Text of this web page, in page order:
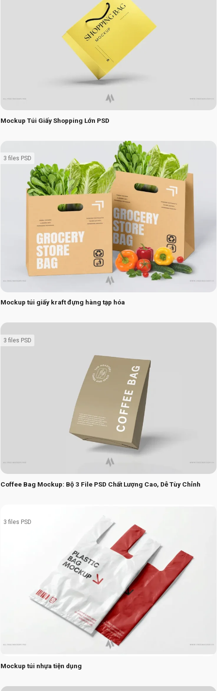
Mockup Túi Giấy Shopping Lớn PSD
Mockup túi giấy kraft đựng hàng tạp hóa
3 files PSD
Coffee Bag Mockup: Bộ 3 File PSD Chất Lượng Cao, Dễ Tùy Chỉnh
3 files PSD
Mockup túi nhựa tiện dụng
3 files PSD